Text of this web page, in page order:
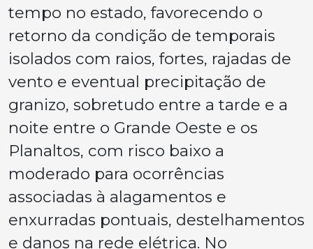
tempo no estado, favorecendo o
retorno da condição de temporais
isolados com raios, fortes, rajadas de
vento e eventual precipitação de
granizo, sobretudo entre a tarde e a
noite entre o Grande Oeste e os
Planaltos, com risco baixo a
moderado para ocorrências
associadas à alagamentos e
enxurradas pontuais, destelhamentos
e danos na rede elétrica. No